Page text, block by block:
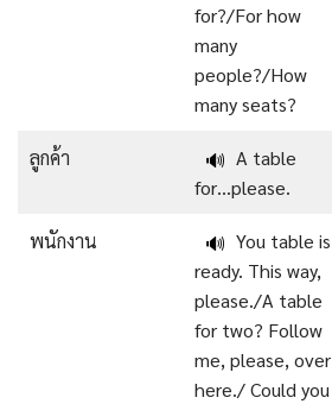
for?/For how
many
people?/How
many seats?
ลูกค้า 🔊 A table
for…please.
พนักงาน 🔊 You table is
ready. This way,
please./A table
for two? Follow
me, please, over
here./ Could you